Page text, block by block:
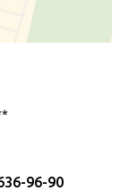
96-90